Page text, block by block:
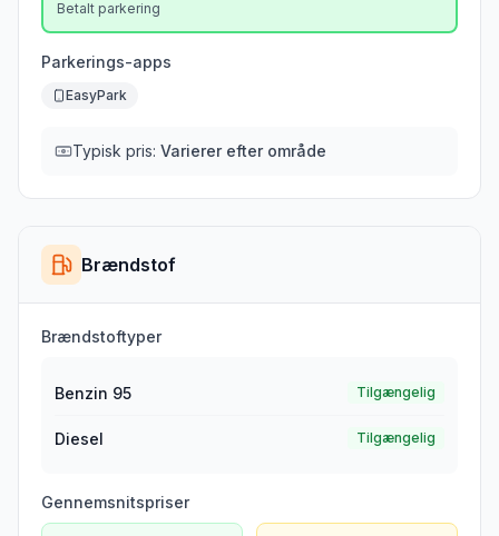
Betalt parkering
Parkerings-apps
EasyPark
Typisk pris: Varierer efter område
Brændstof
Brændstoftyper
Benzin 95 Tilgængelig
Diesel Tilgængelig
Gennemsnitspriser